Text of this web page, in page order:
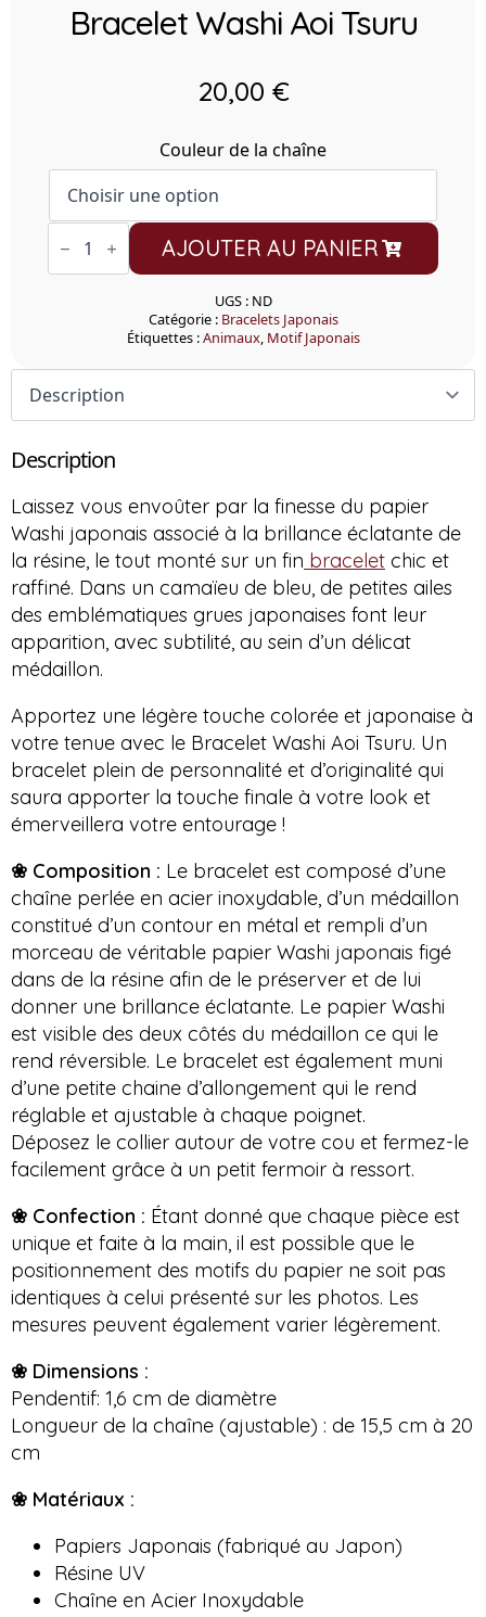
Bracelet Washi Aoi Tsuru
20,00 €
Couleur de la chaîne
quantité
de
Washi
AJOUTER AU PANIER
UGS : ND
Catégorie : Bracelets Japonais
Étiquettes :Animaux, Motif Japonais
Description
Laissez vous envoûter par la finesse du papier
Washi japonais associé à la brillance éclatante de
la résine, le tout monté sur un fin bracelet chic et
raffiné. Dans un camaïeu de bleu, de petites ailes
des emblématiques grues japonaises font leur
apparition, avec subtilité, au sein d’un délicat
médaillon.
Apportez une légère touche colorée et japonaise à
votre tenue avec le Bracelet Washi Aoi Tsuru. Un
bracelet plein de personnalité et d’originalité qui
saura apporter la touche finale à votre look et
émerveillera votre entourage !
❀ Composition : Le bracelet est composé d’une
chaîne perlée en acier inoxydable, d’un médaillon
constitué d’un contour en métal et rempli d’un
morceau de véritable papier Washi japonais figé
dans de la résine afin de le préserver et de lui
donner une brillance éclatante. Le papier Washi
est visible des deux côtés du médaillon ce qui le
rend réversible. Le bracelet est également muni
d’une petite chaine d’allongement qui le rend
réglable et ajustable à chaque poignet.
Déposez le collier autour de votre cou et fermez-le
facilement grâce à un petit fermoir à ressort.
❀ Confection : Étant donné que chaque pièce est
unique et faite à la main, il est possible que le
positionnement des motifs du papier ne soit pas
identiques à celui présenté sur les photos. Les
mesures peuvent également varier légèrement.
❀ Dimensions :
Pendentif: 1,6 cm de diamètre
Longueur de la chaîne (ajustable) : de 15,5 cm à 20
cm
❀ Matériaux :
Papiers Japonais (fabriqué au Japon)
Résine UV
Chaîne en Acier Inoxydable